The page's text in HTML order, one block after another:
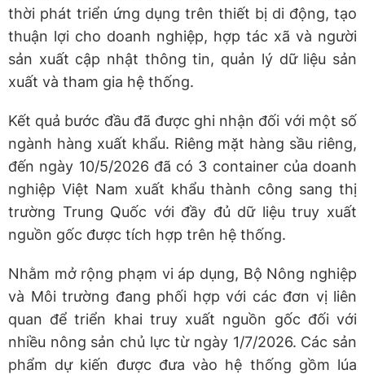
thời phát triển ứng dụng trên thiết bị di động, tạo
thuận lợi cho doanh nghiệp, hợp tác xã và người
sản xuất cập nhật thông tin, quản lý dữ liệu sản
xuất và tham gia hệ thống.
Kết quả bước đầu đã được ghi nhận đối với một số
ngành hàng xuất khẩu. Riêng mặt hàng sầu riêng,
đến ngày 10/5/2026 đã có 3 container của doanh
nghiệp Việt Nam xuất khẩu thành công sang thị
trường Trung Quốc với đầy đủ dữ liệu truy xuất
nguồn gốc được tích hợp trên hệ thống.
Nhằm mở rộng phạm vi áp dụng, Bộ Nông nghiệp
và Môi trường đang phối hợp với các đơn vị liên
quan để triển khai truy xuất nguồn gốc đối với
nhiều nông sản chủ lực từ ngày 1/7/2026. Các sản
phẩm dự kiến được đưa vào hệ thống gồm lúa